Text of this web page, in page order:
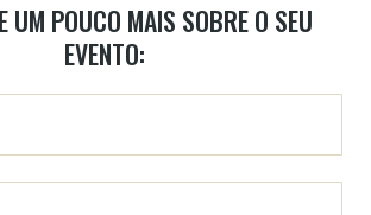
UM POUCO MAIS SOBRE O SEU
EVENTO: